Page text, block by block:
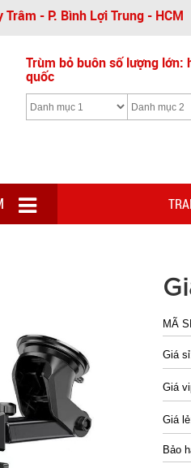
- P. Bình Lợi Trung - HCM
Trùm bỏ buôn số lượng
quốc
MÃ
Giá
Giá
Giá
Bảo